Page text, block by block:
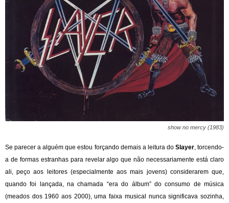
show no mercy (1983)
Se parecer a alguém que estou forçando demais a leitura do Slayer, torcendo-
a de formas estranhas para revelar algo que não necessariamente está claro
ali, peço aos leitores (especialmente aos mais jovens) considerarem que,
quando foi lançada, na chamada “era do álbum” do consumo de música
(meados dos 1960 aos 2000), uma faixa musical nunca significava sozinha,